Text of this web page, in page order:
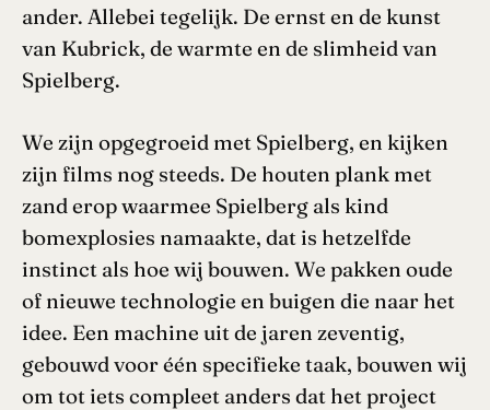
ander. Allebei tegelijk. De ernst en de kunst
van Kubrick, de warmte en de slimheid van
Spielberg.
We zijn opgegroeid met Spielberg, en kijken
zijn films nog steeds. De houten plank met
zand erop waarmee Spielberg als kind
bomexplosies namaakte, dat is hetzelfde
instinct als hoe wij bouwen. We pakken oude
of nieuwe technologie en buigen die naar het
idee. Een machine uit de jaren zeventig,
gebouwd voor één specifieke taak, bouwen wij
om tot iets compleet anders dat het project